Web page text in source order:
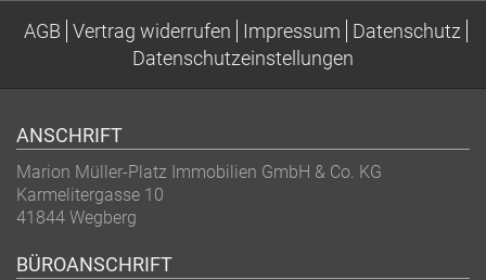
AGB Vertrag widerrufen Impressum
Datenschutz
Datenschutzeinstellungen
ANSCHRIFT
Marion Müller-Platz Immobilien GmbH & Co. KG
Karmelitergasse 10
41844 Wegberg
BÜROANSCHRIFT